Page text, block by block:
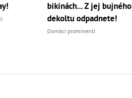
bikinách... Z jej bujného
dekoltu odpadnete!
Domáci prominenti